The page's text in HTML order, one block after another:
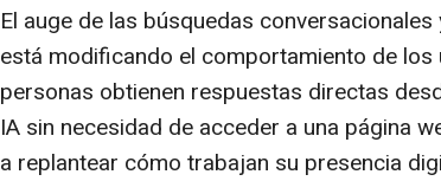
El auge de las búsquedas
está modificando el comportamiento de los
personas obtienen respuestas directas
IA sin necesidad de acceder a una página
a replantear cómo trabajan su presencia